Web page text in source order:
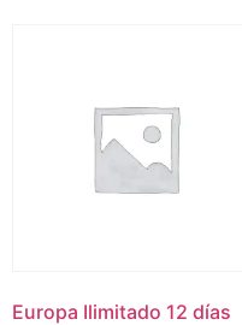
Europa Ilimitado 12 días